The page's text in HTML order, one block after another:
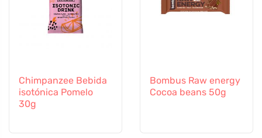
Chimpanzee Bebida
isotónica Pomelo
30g
Bombus Raw energy
Cocoa beans 50g